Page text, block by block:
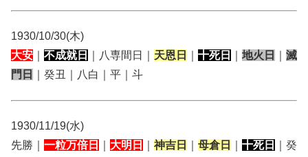
1930/10/30(木)
大安
不成就日 ｜八専間日｜ 天恩日 十死日 地火日
滅
門日
｜癸丑｜八白｜平｜斗
1930/11/19(水)
先勝｜ 一粒万倍日 大明日 神吉日 母倉日 十死日
｜癸